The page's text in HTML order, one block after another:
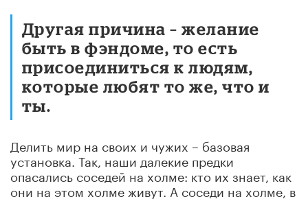
Другая причина – желание
быть в фэндоме, то есть
присоединиться к людям,
которые любят то же, что и
ты.
Делить мир на своих и чужих – базовая
установка. Так, наши далекие предки
опасались соседей на холме: кто их знает, как
они на этом холме живут. А соседи на холме, в